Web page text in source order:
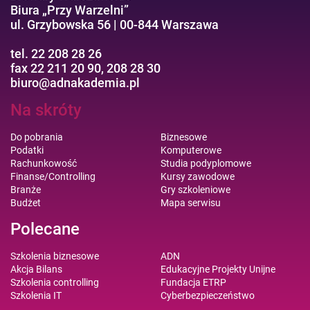
Biura „Przy Warzelni”
ul. Grzybowska 56 | 00-844 Warszawa
tel. 22 208 28 26
fax 22 211 20 90, 208 28 30
biuro@adnakademia.pl
Na skróty
Do pobrania
Podatki
Rachunkowość
Finanse/Controlling
Branże
Budżet
Biznesowe
Komputerowe
Studia podyplomowe
Kursy zawodowe
Gry szkoleniowe
Mapa serwisu
Polecane
Szkolenia biznesowe
Akcja Bilans
Szkolenia controlling
Szkolenia IT
ADN
Edukacyjne Projekty Unijne
Fundacja ETRP
Cyberbezpieczeństwo